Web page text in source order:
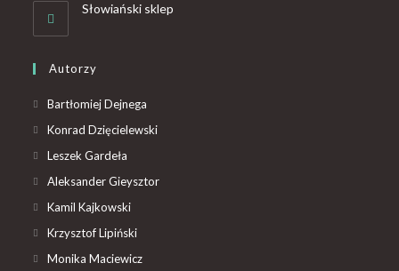
Słowiański sklep
Autorzy
Bartłomiej Dejnega
Konrad Dzięcielewski
Leszek Gardeła
Aleksander Gieysztor
Kamil Kajkowski
Krzysztof Lipiński
Monika Maciewicz